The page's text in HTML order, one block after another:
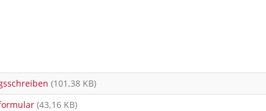
(101,38 KB)
(43,16 KB)